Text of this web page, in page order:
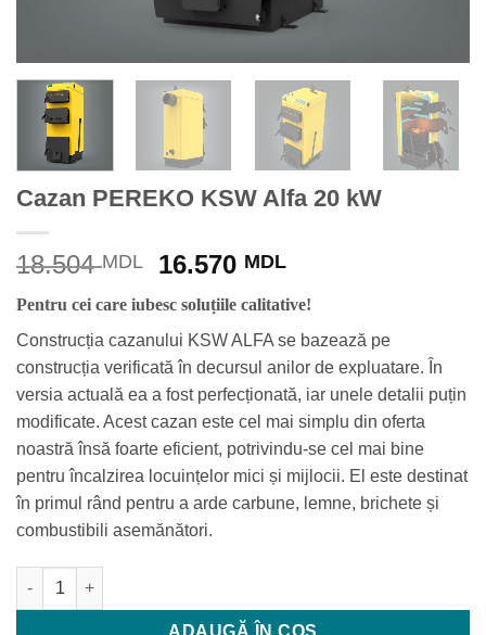
Cazan PEREKO KSW Alfa 20 kW
18.504MDL
Prețul
a
fost:
18.504 MDL.
16.570 MDLPrețul
este:
16.570 MDL.
Pentru cei care iubesc soluțiile calitative!
Construcția cazanului KSW ALFA se bazează pe
construcția verificată în decursul anilor de expluatare. În
versia actuală ea a fost perfecționată, iar unele detalii puțin
modificate. Acest cazan este cel mai simplu din oferta
noastră însă foarte eficient, potrivindu-se cel mai bine
pentru încalzirea locuințelor mici și mijlocii. El este destinat
în primul rând pentru a arde carbune, lemne, brichete și
combustibili asemănători.
Cantitate Cazan PEREKO KSW Alfa 20 kW
ADAUGĂ ÎN COȘ